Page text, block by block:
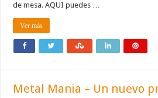
de mesa. AQUI puedes …
Ver más
Metal Mania – Un nuevo